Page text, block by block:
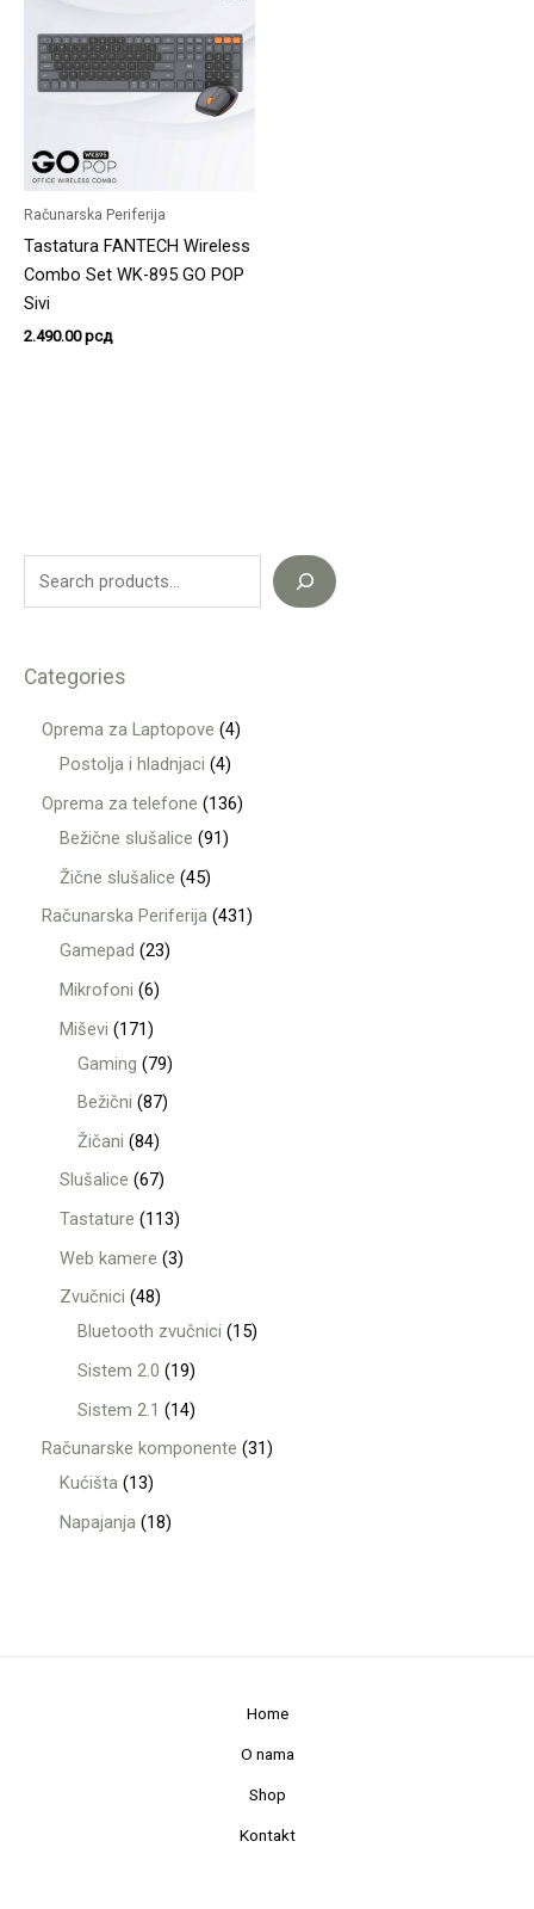
Categories
Oprema za Laptopove 4
Postolja i hladnjaci 4
Oprema za telefone
136
Bežične slušalice 91
Žične slušalice 45
Računarska Periferija 431
Gamepad 23
Mikrofoni 6
Miševi
171
Gaming
79
Bežični 87
Žičani 84
Slušalice 67
Tastature
113
Web kamere 3
Zvučnici 48
Bluetooth zvučnici
15
Sistem 2.0
19
Sistem 2.1
14
Računarske komponente 31
Kućišta 13
Napajanja 18
Računarska Periferija
Tastatura FANTECH Wireless
Combo Set WK-895 GO POP
Sivi
2.490.00рсд
Home
O nama
Shop
Kontakt